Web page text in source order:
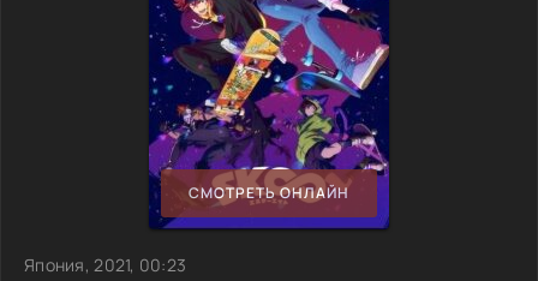
СМОТРЕТЬ ОНЛАЙН
Япония, 2021, 00:23